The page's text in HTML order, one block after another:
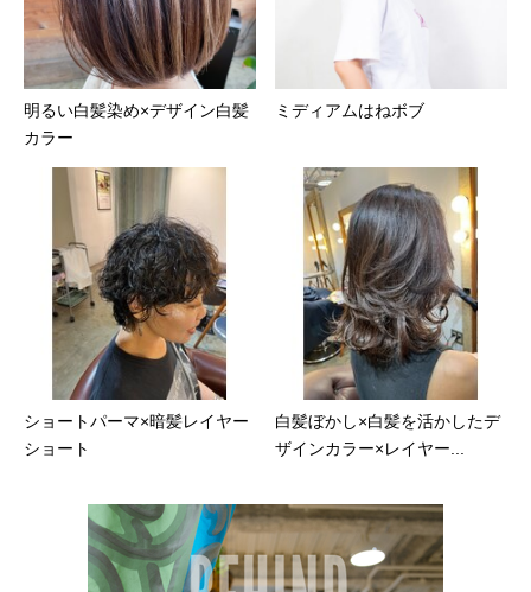
明るい白髪染め×デザイン白髪
カラー
ミディアムはねボブ
ショートパーマ×暗髪レイヤー
ショート
白髪ぼかし×白髪を活かしたデ
ザインカラー×レイヤー...